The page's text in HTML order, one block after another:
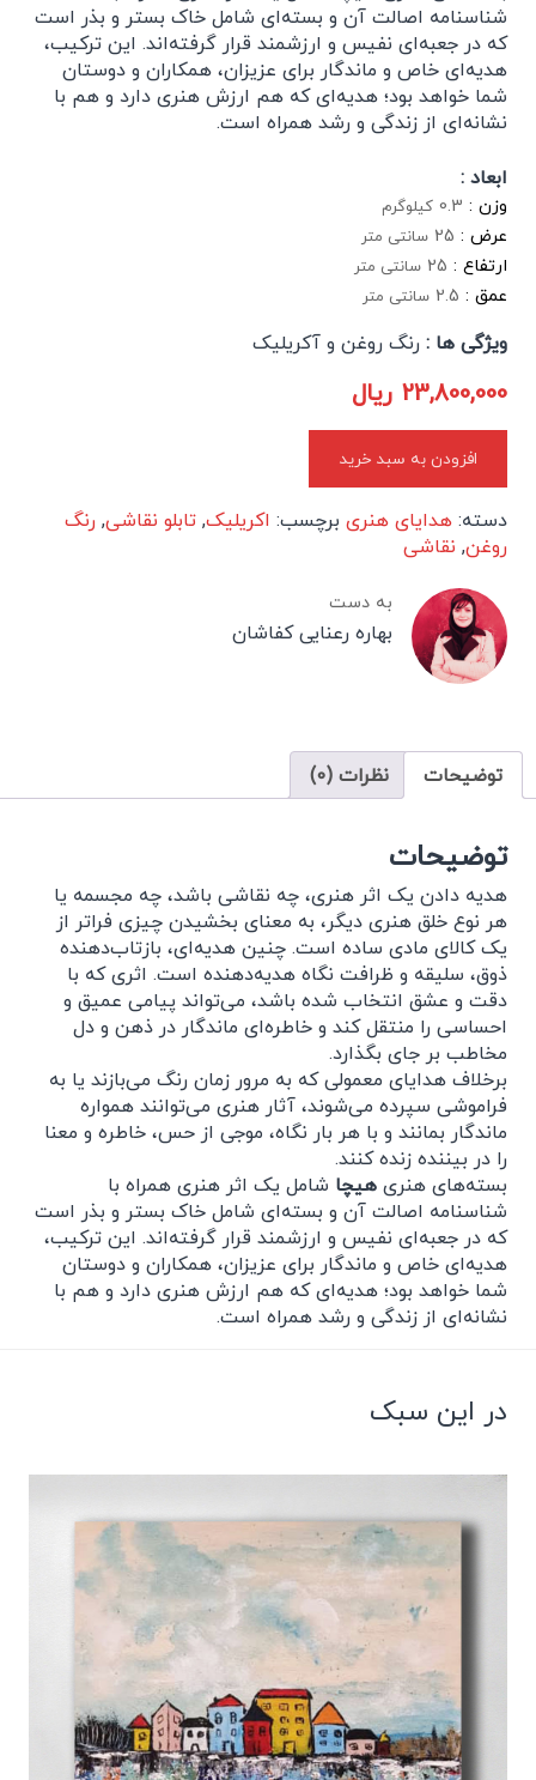
شناسنامه اصالت آن و بسته‌ای شامل خاک بستر و بذر است
که در جعبه‌ای نفیس و ارزشمند قرار گرفته‌اند. این ترکیب،
هدیه‌ای خاص و ماندگار برای عزیزان، همکاران و دوستان
شما خواهد بود؛ هدیه‌ای که هم ارزش هنری دارد و هم با
نشانه‌ای از زندگی و رشد همراه است.
ابعاد :
وزن : 0.3 کیلوگرم
عرض : 25 سانتی متر
ارتفاع : 25 سانتی متر
عمق : 2.5 سانتی متر
ویژگی ها : رنگ روغن و آکریلیک
23,800,000 ریال
افزودن به سبد خرید
دسته:هدایای هنری برچسب: اکریلیک,تابلو نقاشی, رنگ
روغن, نقاشی
به دست
بهاره رعنایی کفاشان
توضیحات نظرات (0)
توضیحات
هدیه دادن یک اثر هنری، چه نقاشی باشد، چه مجسمه یا
هر نوع خلق هنری دیگر، به معنای بخشیدن چیزی فراتر از
یک کالای مادی ساده است. چنین هدیه‌ای، بازتاب‌دهنده
ذوق، سلیقه و ظرافت نگاه هدیه‌دهنده است. اثری که با
دقت و عشق انتخاب شده باشد، می‌تواند پیامی عمیق و
احساسی را منتقل کند و خاطره‌ای ماندگار در ذهن و دل
مخاطب بر جای بگذارد.
برخلاف هدایای معمولی که به مرور زمان رنگ می‌بازند یا به
فراموشی سپرده می‌شوند، آثار هنری می‌توانند همواره
ماندگار بمانند و با هر بار نگاه، موجی از حس، خاطره و معنا
را در بیننده زنده کنند.
بسته‌های هنریهیچا شامل یک اثر هنری همراه با
شناسنامه اصالت آن و بسته‌ای شامل خاک بستر و بذر است
که در جعبه‌ای نفیس و ارزشمند قرار گرفته‌اند. این ترکیب،
هدیه‌ای خاص و ماندگار برای عزیزان، همکاران و دوستان
شما خواهد بود؛ هدیه‌ای که هم ارزش هنری دارد و هم با
نشانه‌ای از زندگی و رشد همراه است.
در این سبک